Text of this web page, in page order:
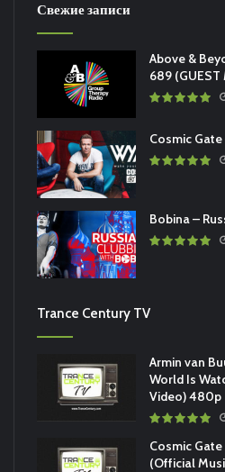
Свежие записи
Above &
689 (GUEST
Cosmic
Bobina –
Trance Century TV
Armin van
World Is
Video) 480p
Cosmic Gate
(Official